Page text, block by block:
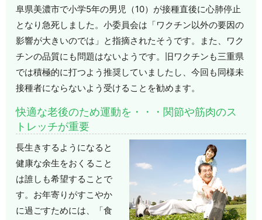
阜県美濃市で小学5年の男児（10）が接種直後に心肺停止
となり急死しました。小委員会は「ワクチン以外の要因の
影響が大きいのでは」と指摘されたそうです。また、ワク
チンの品質にも問題はないようです。旧ワクチンも三重県
では積極的に打つよう推奨していましたし、今回も同様未
接種者にならないよう受けることを勧めます。
快適な老後のため運動を・・・関節や筋肉のス
トレッチが重要
長生きするようになると
健康な余生をおくること
は誰しも希望することで
す。お年寄りがすこやか
に過ごすためには、「食